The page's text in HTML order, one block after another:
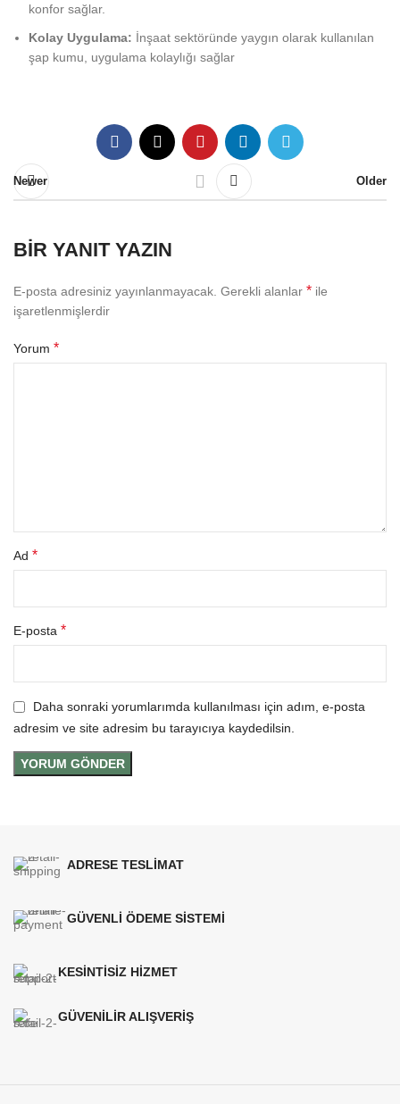
konfor sağlar.
Kolay Uygulama: İnşaat sektöründe yaygın olarak kullanılan
şap kumu, uygulama kolaylığı sağlar
Newer Older
BIR YANIT YAZIN
E-posta adresiniz yayınlanmayacak. Gerekli alanlar * ile
işaretlenmişlerdir
Yorum *
Ad *
E-posta *
Daha sonraki yorumlarımda kullanılması için adım, e-posta
adresim ve site adresim bu tarayıcıya kaydedilsin.
ADRESE TESLİMAT
GÜVENLİ ÖDEME SİSTEMİ
KESİNTİSİZ HİZMET
GÜVENİLİR ALIŞVERİŞ